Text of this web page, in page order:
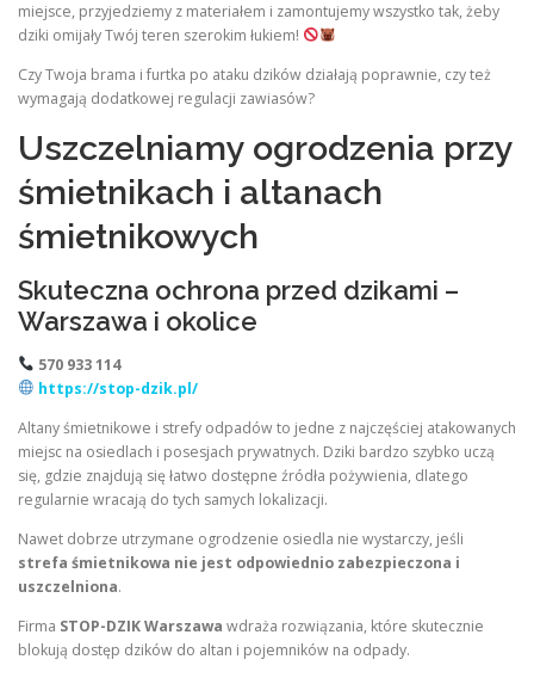
miejsce, przyjedziemy z materiałem i zamontujemy wszystko tak, żeby
dziki omijały Twój teren szerokim łukiem!
Czy Twoja brama i furtka po ataku dzików działają poprawnie, czy też
wymagają dodatkowej regulacji zawiasów?
Uszczelniamy ogrodzenia przy
śmietnikach i altanach
śmietnikowych
Skuteczna ochrona przed dzikami –
Warszawa i okolice
570 933 114
https://stop-dzik.pl/
Altany śmietnikowe i strefy odpadów to jedne z najczęściej atakowanych
miejsc na osiedlach i posesjach prywatnych. Dziki bardzo szybko uczą
się, gdzie znajdują się łatwo dostępne źródła pożywienia, dlatego
regularnie wracają do tych samych lokalizacji.
Nawet dobrze utrzymane ogrodzenie osiedla nie wystarczy, jeśli
strefa śmietnikowa nie jest odpowiednio zabezpieczona i
uszczelniona.
Firma STOP-DZIK Warszawa wdraża rozwiązania, które skutecznie
blokują dostęp dzików do altan i pojemników na odpady.